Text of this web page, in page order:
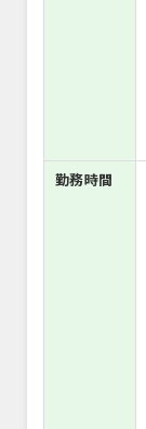
勤務時間